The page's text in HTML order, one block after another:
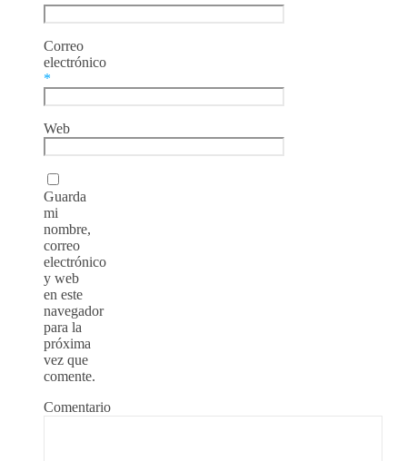
Correo
electrónico
*
Web
Guarda
mi
nombre,
correo
electrónico
y web
en este
navegador
para la
próxima
vez que
comente.
Comentario